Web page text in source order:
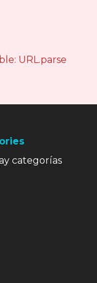
URL.parse is
categorías